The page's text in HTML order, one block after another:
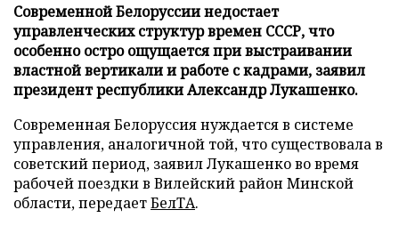
Современной Белоруссии недостает
управленческих структур времен СССР, что
особенно остро ощущается при выстраивании
властной вертикали и работе с кадрами, заявил
президент республики Александр Лукашенко.
Современная Белоруссия нуждается в системе
управления, аналогичной той, что существовала в
советский период, заявил Лукашенко во время
рабочей поездки в Вилейский район Минской
области, передаетБелТА.